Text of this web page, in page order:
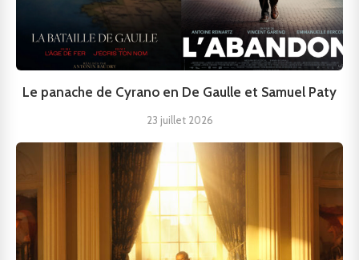
Le panache de Cyrano en De Gaulle et Samuel Paty
23 juillet 2026